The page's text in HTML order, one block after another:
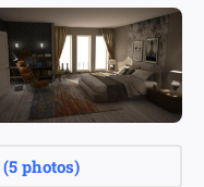
(5 photos)